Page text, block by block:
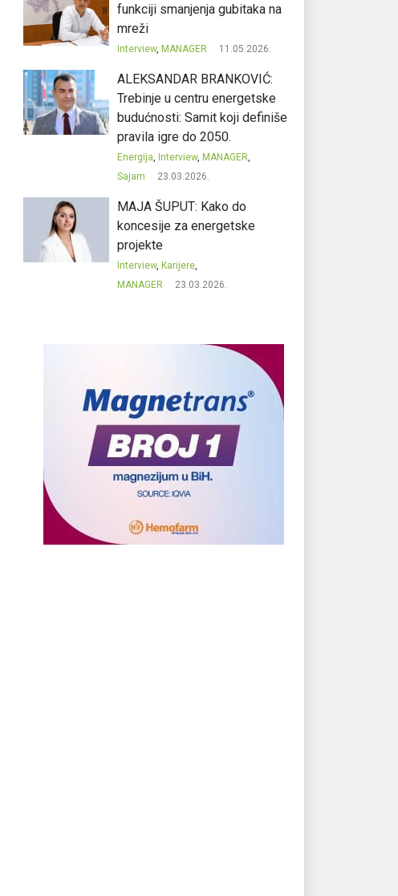
funkciji smanjenja gubitaka na
mreži
Interview, MANAGER 11.05.2026.
ALEKSANDAR BRANKOVIĆ:
Trebinje u centru energetske
budućnosti: Samit koji definiše
pravila igre do 2050.
Energija, Interview, MANAGER,
Sajam
23.03.2026.
MAJA ŠUPUT: Kako do
koncesije za energetske
projekte
Interview, Karijere,
MANAGER
23.03.2026.